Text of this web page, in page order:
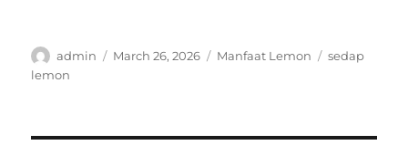
Author
admin
Posted
March 26, 2026 Categories
Manfaat Lemon Tags
sedap
lemon